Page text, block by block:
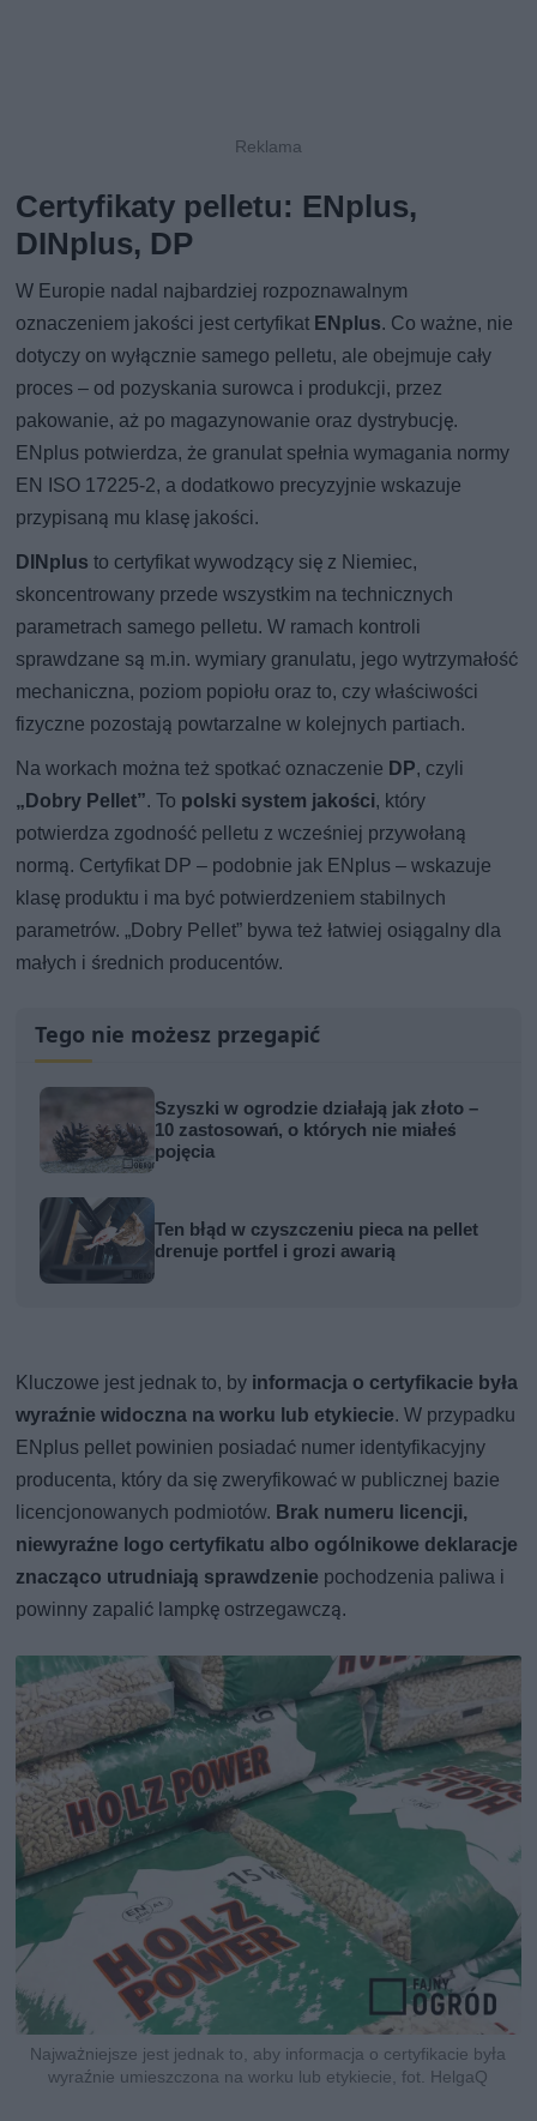
Certyfikaty pelletu: ENplus,
DINplus, DP
W Europie nadal najbardziej rozpoznawalnym
oznaczeniem jakości jest certyfikat ENplus. Co ważne, nie
dotyczy on wyłącznie samego pelletu, ale obejmuje cały
proces – od pozyskania surowca i produkcji, przez
pakowanie, aż po magazynowanie oraz dystrybucję.
ENplus potwierdza, że granulat spełnia wymagania normy
EN ISO 17225-2, a dodatkowo precyzyjnie wskazuje
przypisaną mu klasę jakości.
DINplus to certyfikat wywodzący się z Niemiec,
skoncentrowany przede wszystkim na technicznych
parametrach samego pelletu. W ramach kontroli
sprawdzane są m.in. wymiary granulatu, jego wytrzymałość
mechaniczna, poziom popiołu oraz to, czy właściwości
fizyczne pozostają powtarzalne w kolejnych partiach.
Na workach można też spotkać oznaczenie DP, czyli
„Dobry Pellet”. To polski system jakości, który
potwierdza zgodność pelletu z wcześniej przywołaną
normą. Certyfikat DP – podobnie jak ENplus – wskazuje
klasę produktu i ma być potwierdzeniem stabilnych
parametrów. „Dobry Pellet” bywa też łatwiej osiągalny dla
małych i średnich producentów.
Tego nie możesz przegapić
Szyszki w ogrodzie działają jak złoto –
10 zastosowań, o których nie miałeś
pojęcia
Ten błąd w czyszczeniu pieca na pellet
drenuje portfel i grozi awarią
Kluczowe jest jednak to, by informacja o certyfikacie była
wyraźnie widoczna na worku lub etykiecie. W przypadku
ENplus pellet powinien posiadać numer identyfikacyjny
producenta, który da się zweryfikować w publicznej bazie
licencjonowanych podmiotów. Brak numeru licencji,
niewyraźne logo certyfikatu albo ogólnikowe deklaracje
znacząco utrudniają sprawdzenie pochodzenia paliwa i
powinny zapalić lampkę ostrzegawczą.
Najważniejsze jest jednak to, aby informacja o certyfikacie była
wyraźnie umieszczona na worku lub etykiecie, fot. HelgaQ